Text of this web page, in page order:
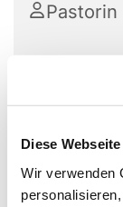
Diese
Wir verwenden